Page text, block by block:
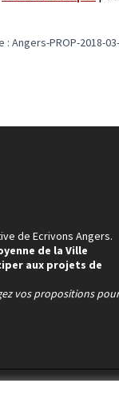
: Angers-PROP-2018-
de Ecrivons Angers.
de la Ville
aux projets de
vos propositions pour